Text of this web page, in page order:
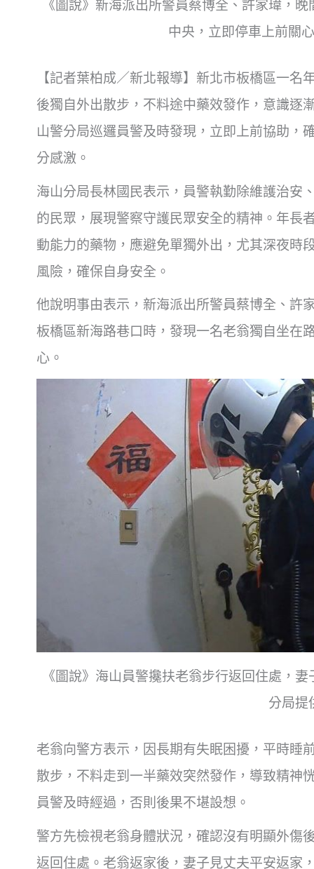
《圖說》新海派出所警員蔡博全、許家瑋，
中央，立即停車上前關
【記者葉柏成／新北報導】新北市板橋區一
後獨自外出散步，不料途中藥效發作，意識逐
山警分局巡邏員警及時發現，立即上前協助，
分感激。
海山分局長林國民表示，員警執勤除維護治安
的民眾，展現警察守護民眾安全的精神。年長
動能力的藥物，應避免單獨外出，尤其深夜時
風險，確保自身安全。
他說明事由表示，新海派出所警員蔡博全、許
板橋區新海路巷口時，發現一名老翁獨自坐在
心。
《圖說》海山員警攙扶老翁步行返回住處，
分局提
老翁向警方表示，因長期有失眠困擾，平時睡
散步，不料走到一半藥效突然發作，導致精神
員警及時經過，否則後果不堪設想。
警方先檢視老翁身體狀況，確認沒有明顯外傷
返回住處。老翁返家後，妻子見丈夫平安返家